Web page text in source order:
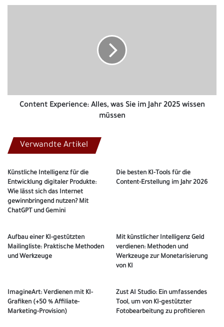
wissen
müssenContent Experience: Alles, was Sie im Jahr 2025 wissen
müssen
Verwandte Artikel
Künstliche Intelligenz für die
Entwicklung digitaler Produkte:
Wie lässt sich das Internet
gewinnbringend nutzen? Mit
ChatGPT und Gemini
Die besten KI-Tools für die
Content-Erstellung im Jahr 2026
Aufbau einer KI-gestützten
Mailingliste: Praktische Methoden
und Werkzeuge
Mit künstlicher Intelligenz Geld
verdienen: Methoden und
Werkzeuge zur Monetarisierung
von KI
ImagineArt: Verdienen mit KI-
Grafiken (+50 % Affiliate-
Marketing-Provision)
Zust AI Studio: Ein umfassendes
Tool, um von KI-gestützter
Fotobearbeitung zu profitieren